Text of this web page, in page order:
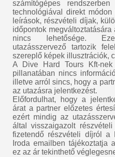
számítógépes
technológiával direkt
leírások, részvételi díjak,
időpontok
nincs lehetősége.
utazásszervező tartozik
szereplő képek illusztrációk,
A Dive Hard Tours Kft-
pillanatában nincs
illetve arról sincs, hogy a
az utazásra jelentkezést.
Előfordulhat, hogy a
árat a partner előzetes
ezért mindig az
által visszaigazolt
fizetendő részvételi díjról a
Iroda emailben tájékoztatja
ez az ár tekinthető